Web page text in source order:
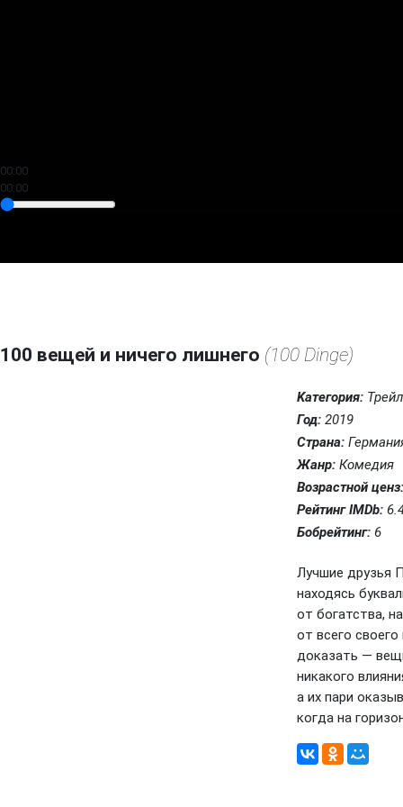
00:00
00:00
100 вещей и ничего лишнего (100 Dinge)
Kатегория:
Год: 2019
Страна:
Жанр: Комедия
Возрастной ценз:
Рейтинг IMDb:
Бобрейтинг: 6
Лучшие друзья
находясь
от богатства,
от всего
доказать —
никакого
а их пари
когда на